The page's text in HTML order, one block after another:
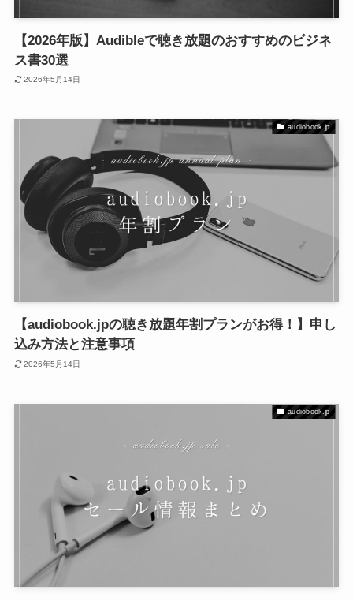
【2026年版】Audibleで聴き放題のおすすめのビジネ
ス書30選
2026年5月14日
audiobook.jp
【audiobook.jpの聴き放題年割プランがお得！】申し
込み方法と注意事項
2026年5月14日
audiobook.jp